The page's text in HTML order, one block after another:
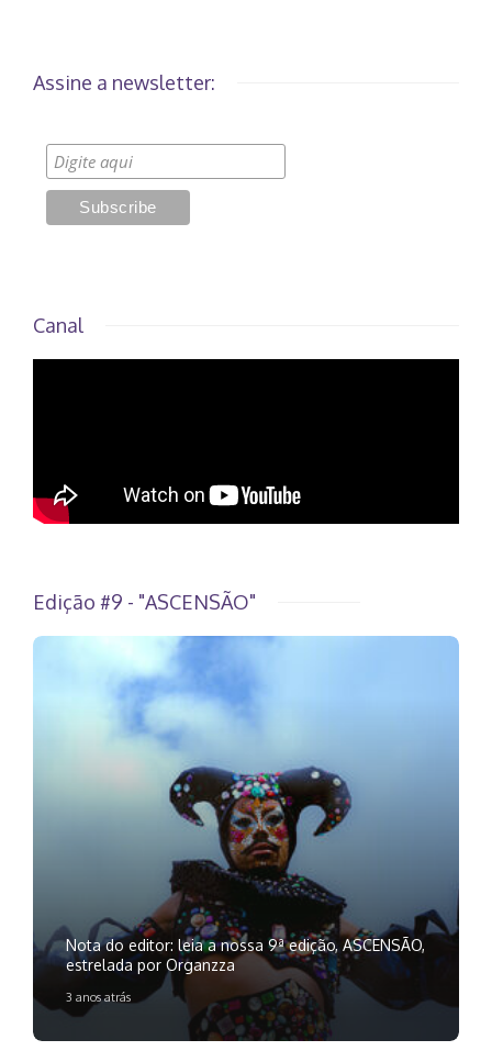
Assine a newsletter:
Canal
Edição #9 - "ASCENSÃO"
Nota do editor: leia a nossa 9ª edição, ASCENSÃO,
estrelada por Organzza
3 anos atrás